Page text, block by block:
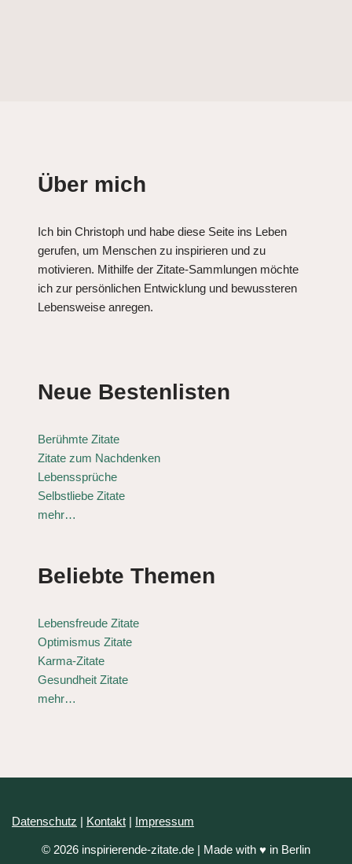
Über mich
Ich bin Christoph und habe diese Seite ins Leben
gerufen, um Menschen zu inspirieren und zu
motivieren. Mithilfe der Zitate-Sammlungen möchte
ich zur persönlichen Entwicklung und bewussteren
Lebensweise anregen.
Neue Bestenlisten
Berühmte Zitate
Zitate zum Nachdenken
Lebenssprüche
Selbstliebe Zitate
mehr…
Beliebte Themen
Lebensfreude Zitate
Optimismus Zitate
Karma-Zitate
Gesundheit Zitate
mehr…
Datenschutz | Kontakt | Impressum
© 2026 inspirierende-zitate.de | Made with ♥ in Berlin